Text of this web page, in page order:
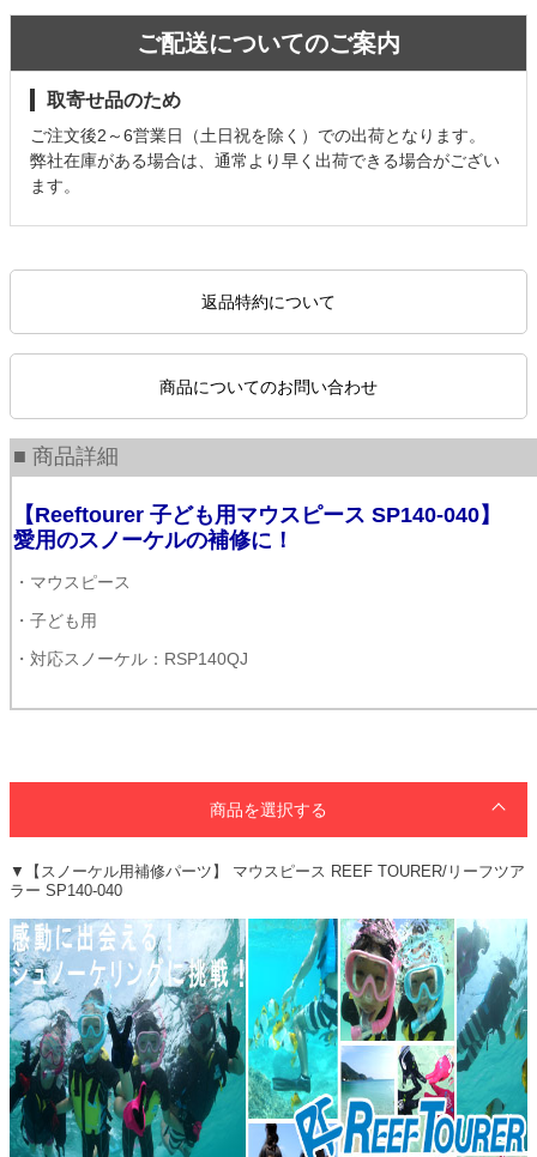
ご配送についてのご案内
取寄せ品のため
ご注文後2～6営業日（土日祝を除く）での出荷となります。
弊社在庫がある場合は、通常より早く出荷できる場合がござい
ます。
返品特約について
商品についてのお問い合わせ
■ 商品詳細
【Reeftourer 子ども用マウスピース SP140-040】
愛用のスノーケルの補修に！
・マウスピース
・子ども用
・対応スノーケル：RSP140QJ
商品を選択する
▼【スノーケル用補修パーツ】 マウスピース REEF TOURER/リーフツア
ラー SP140-040